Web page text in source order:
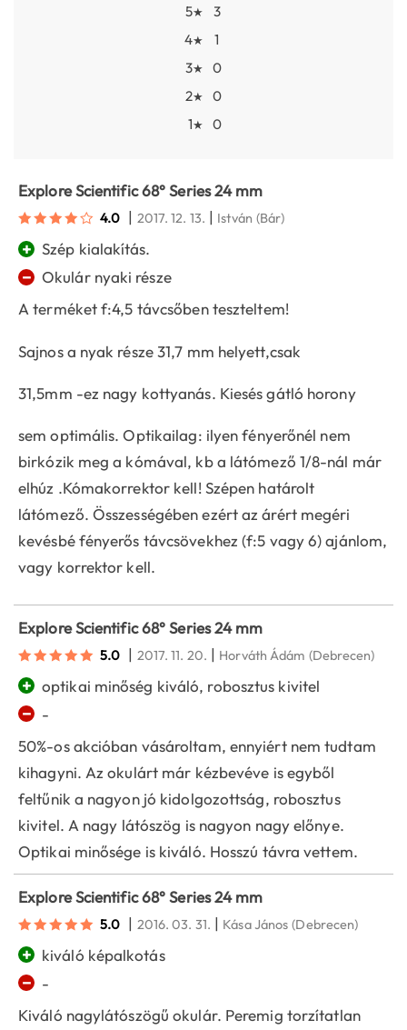
5★
3
4★
1
3★
0
2★
0
1★ 0
Explore Scientific 68° Series 24 mm
4.0 | 2017. 12. 13. | István (Bár)
+ Szép kialakítás.
− Okulár nyaki része
A terméket f:4,5 távcsőben teszteltem!
Sajnos a nyak része 31,7 mm helyett,csak
31,5mm -ez nagy kottyanás. Kiesés gátló horony
sem optimális. Optikailag: ilyen fényerőnél nem
birkózik meg a kómával, kb a látómező 1/8-nál már
elhúz .Kómakorrektor kell! Szépen határolt
látómező. Összességében ezért az árért megéri
kevésbé fényerős távcsövekhez (f:5 vagy 6) ajánlom,
vagy korrektor kell.
Explore Scientific 68° Series 24 mm
5.0 | 2017. 11. 20. | Horváth Ádám (Debrecen)
+ optikai minőség kiváló, robosztus kivitel
−
-
50%-os akcióban vásároltam, ennyiért nem tudtam
kihagyni. Az okulárt már kézbevéve is egyből
feltűnik a nagyon jó kidolgozottság, robosztus
kivitel. A nagy látószög is nagyon nagy előnye.
Optikai minősége is kiváló. Hosszú távra vettem.
Explore Scientific 68° Series 24 mm
5.0 | 2016. 03. 31. | Kása János (Debrecen)
+ kiváló képalkotás
−
-
Kiváló nagylátószögű okulár. Peremig torzítatlan